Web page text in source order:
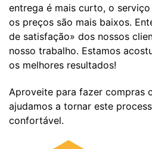
entrega é mais curto, o
os preços são mais baixos.
de satisfação» dos nossos
nosso trabalho. Estamos
os melhores resultados!
Aproveite para fazer compras
ajudamos a tornar este
confortável.